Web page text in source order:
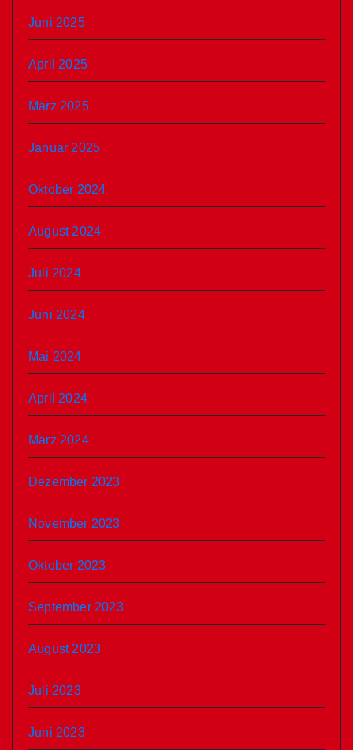
Juni 2025
April 2025
März 2025
Januar 2025
Oktober 2024
August 2024
Juli 2024
Juni 2024
Mai 2024
April 2024
März 2024
Dezember 2023
November 2023
Oktober 2023
September 2023
August 2023
Juli 2023
Juni 2023